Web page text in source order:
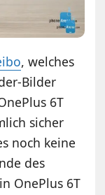
, welches
Bilder
6T
sicher
noch keine
des
OnePlus 6T